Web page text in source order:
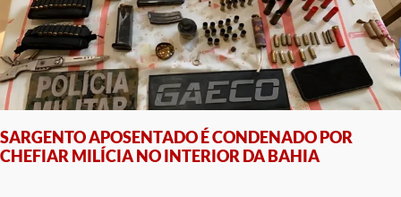
SARGENTO APOSENTADO É CONDENADO POR
CHEFIAR MILÍCIA NO INTERIOR DA BAHIA